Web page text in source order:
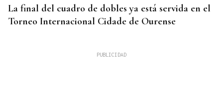
La final del cuadro de dobles ya está servida en el
Torneo Internacional Cidade de Ourense